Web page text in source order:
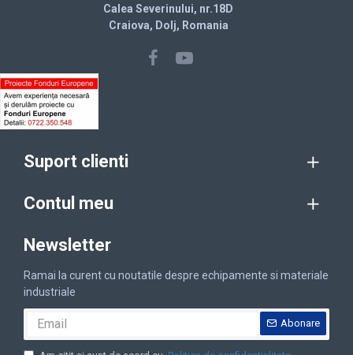
Calea Severinului, nr.18D
Craiova, Dolj, Romania
Suport clienti
Contul meu
Newsletter
Ramai la curent cu noutatile despre echipamente si materiale
industriale
Abonare